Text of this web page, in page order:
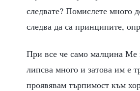
следвате? Помислете много
следва да са принципите,
При все че само малцина Ме
липсва много и затова им е
проявявам търпимост към